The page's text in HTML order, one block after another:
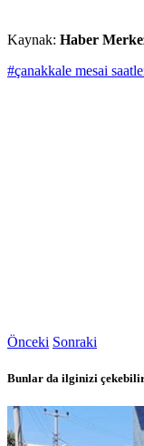
Kaynak: Haber
#çanakkale mesai
Önceki Sonraki
Bunlar da ilginizi